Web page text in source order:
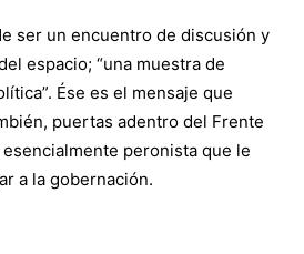
ser un encuentro de discusión y
espacio; “una muestra de
Ése es el mensaje que
puertas adentro del Frente
peronista que le
a la gobernación.